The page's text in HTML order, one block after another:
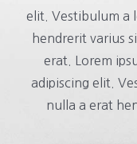
elit. Vestibulum a
hendrerit varius
erat. Lorem
adipiscing elit.
nulla a erat